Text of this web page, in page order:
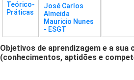
Teórico-
Práticas
José Carlos
Almeida
Mauricio Nunes
- ESGT
Objetivos de aprendizagem e a
(conhecimentos, aptidões e